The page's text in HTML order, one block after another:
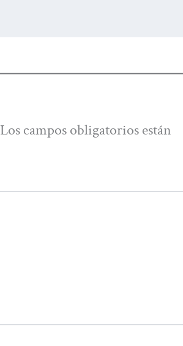
Los campos obligatorios están